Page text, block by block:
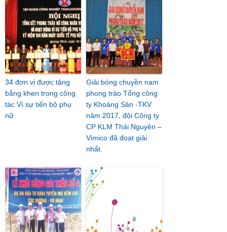
34 đơn vị được tặng
bằng khen trong công
tác Vì sự tiến bộ phụ
nữ
Giải bóng chuyền nam
phong trào Tổng công
ty Khoáng Sản -TKV
năm 2017, đội Công ty
CP KLM Thái Nguyên –
Vimico đã đoạt giải
nhất.